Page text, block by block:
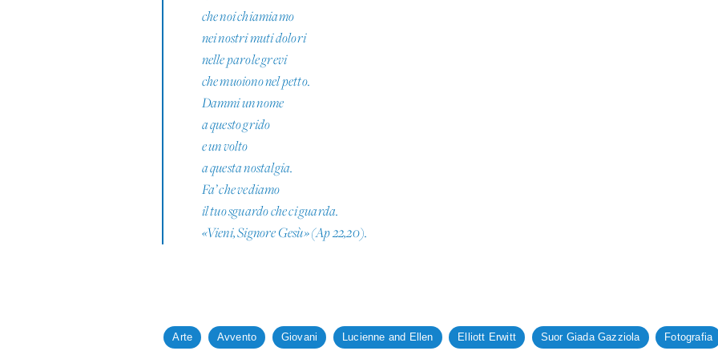
che noi chiamiamo
nei nostri muti dolori
nelle parole grevi
che muoiono nel petto.
Dammi un nome
a questo grido
e un volto
a questa nostalgia.
Fa’ che vediamo
il tuo sguardo che ci guarda.
«Vieni, Signore Gesù» (Ap 22,20).
Arte Avvento Giovani Lucienne and Ellen Elliott Erwitt Suor Giada Gazziola Fotografia